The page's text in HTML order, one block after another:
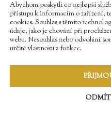
Abychom poskytli co nejlepší
přístupu k informacím o zařízení,
cookies. Souhlas s těmito
údaje, jako je chování při
webu. Nesouhlas nebo odvolání
určité vlastnosti a funkce.
Najdete nás na
Sledujte náš Instagram